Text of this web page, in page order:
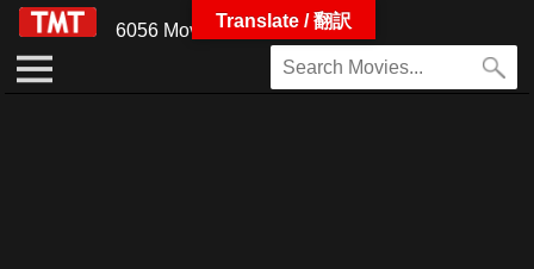
6056 MoviesTranslate / 翻訳